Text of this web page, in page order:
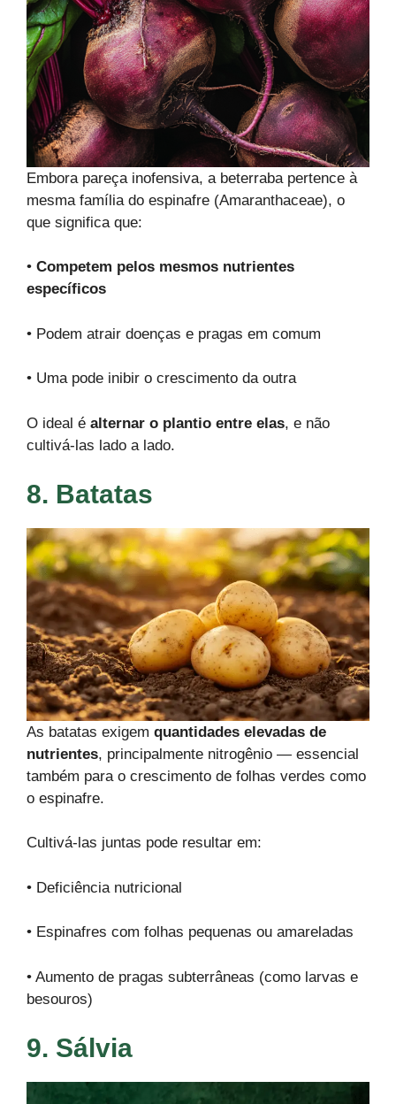
Embora pareça inofensiva, a beterraba pertence à
mesma família do espinafre (Amaranthaceae), o
que significa que:
• Competem pelos mesmos nutrientes
específicos
• Podem atrair doenças e pragas em comum
• Uma pode inibir o crescimento da outra
O ideal é alternar o plantio entre elas, e não
cultivá-las lado a lado.
8. Batatas
As batatas exigem quantidades elevadas de
nutrientes, principalmente nitrogênio — essencial
também para o crescimento de folhas verdes como
o espinafre.
Cultivá-las juntas pode resultar em:
• Deficiência nutricional
• Espinafres com folhas pequenas ou amareladas
• Aumento de pragas subterrâneas (como larvas e
besouros)
9. Sálvia